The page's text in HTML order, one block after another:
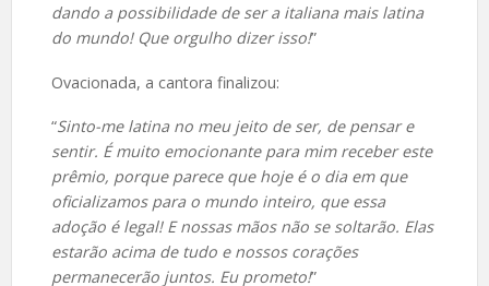
dando a possibilidade de ser a italiana mais latina
do mundo! Que orgulho dizer isso!”
Ovacionada, a cantora finalizou:
“Sinto-me latina no meu jeito de ser, de pensar e
sentir. É muito emocionante para mim receber este
prêmio, porque parece que hoje é o dia em que
oficializamos para o mundo inteiro, que essa
adoção é legal! E nossas mãos não se soltarão. Elas
estarão acima de tudo e nossos corações
permanecerão juntos. Eu prometo!”